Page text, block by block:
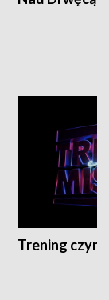
Trening czyni